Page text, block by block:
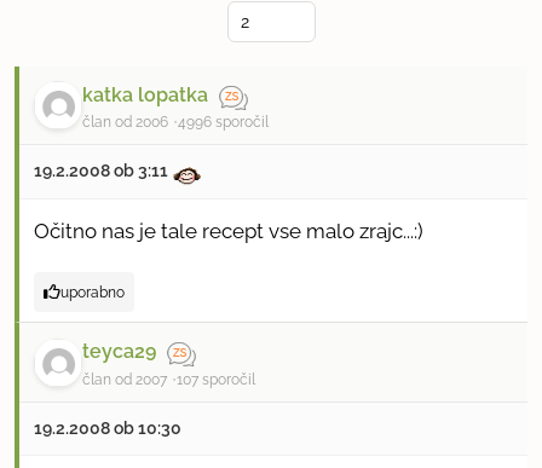
katka lopatka
član od 2006 4996 sporočil
19.2.2008 ob 3:11
Očitno nas je tale recept vse malo zrajc...:)
uporabno
teyca29
član od 2007 107 sporočil
19.2.2008 ob 10:30